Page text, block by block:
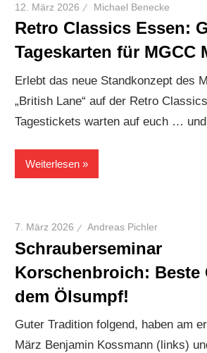
12. März 2026 Michael Benecke
Retro Classics Essen:
Tageskarten für MGCC
Erlebt das neue Standkonzept des
„British Lane“ auf der Retro
Tagestickets warten auf euch …
Weiterlesen
7. März 2026 Andreas Pichler
Schrauberseminar
Korschenbroich: Beste
dem Ölsumpf!
Guter Tradition folgend, haben am
März Benjamin Kossmann (links)